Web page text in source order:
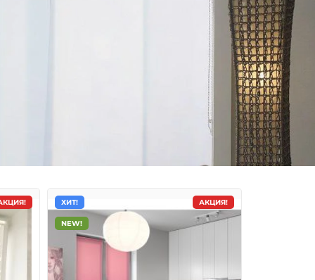
АКЦИЯ!
ХИТ!
NEW!